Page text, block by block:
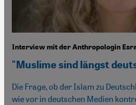
Interview mit der Anthropologin
"Muslime sind längst
Die Frage, ob der Islam zu
wie vor in deutschen Medien